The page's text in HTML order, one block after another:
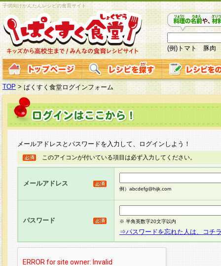
子供向けかんたんレシピの食育サイト
(例)トマト 豚肉
TOP > ぱくすく食堂ログインフォーム
メールアドレスとパスワードを入力して、ログインしよう！
このアイコンが付いている項目は必ず入力してください。
メールアドレス
例）abcdefg@hijk.com
パスワード ※ 半角英数字20文字以内
⇒パスワードを忘れた人は、コチ